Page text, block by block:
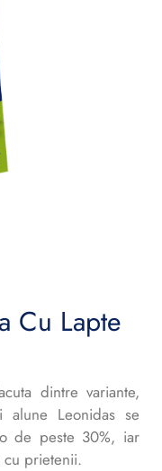
Cu Lapte
dintre variante,
Leonidas se
de peste 30%, iar
cu prietenii.